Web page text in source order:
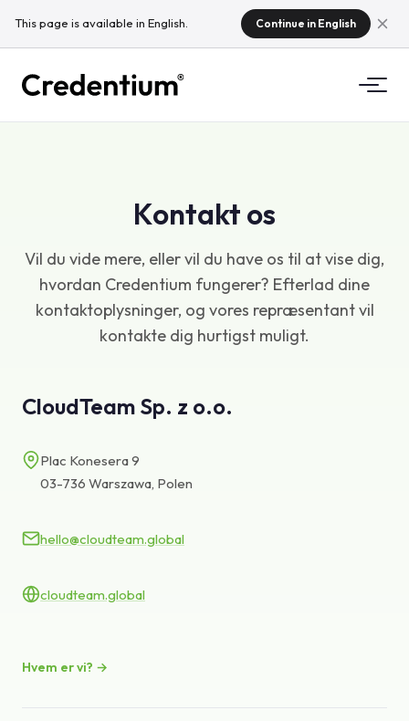
This page is available in English. Continue in English
Om CloudTeam
For universiteter
For eventvirksomheder
Hvad er mikrokvalifikationer?
Regulering
Support
Kontakt os
Vil du vide mere, eller vil du have os til at vise dig,
hvordan Credentium fungerer? Efterlad dine
kontaktoplysninger, og vores repræsentant vil
kontakte dig hurtigst muligt.
CloudTeam Sp. z o.o.
Plac Konesera 9
03-736 Warszawa, Polen
hello@cloudteam.global
cloudteam.global
Hvem er vi? →